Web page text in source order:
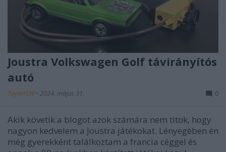
Joustra Volkswagen Golf távirányítós
autó
ToyaHSW • 2024. május 31. 0
Akik követik a blogot azok számára nem titok, hogy
nagyon kedvelem a Joustra játékokat. Lényegében én
még gyerekként találkoztam a francia céggel és